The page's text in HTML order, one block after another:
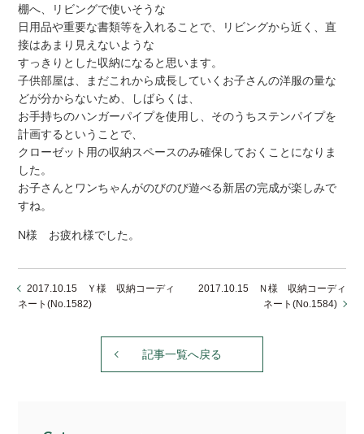
棚へ、リビングで使いそうな
日用品や重要な書類等を入れることで、リビングから近く、直
接はあまり見えないような
すっきりとした収納になると思います。
子供部屋は、まだこれから成長していくお子さんの洋服の量な
どが分からないため、しばらくは、
お手持ちのハンガーパイプを使用し、そのうちステンパイプを
計画するということで、
クローゼット用の収納スペースのみ確保しておくことになりま
した。
お子さんとワンちゃんがのびのび遊べる新居の完成が楽しみで
すね。
N様 お疲れ様でした。
2017.10.15 Ｙ様 収納コーディ
ネート(No.1582)
2017.10.15 Ｎ様 収納コーディ
ネート(No.1584)
記事一覧へ戻る